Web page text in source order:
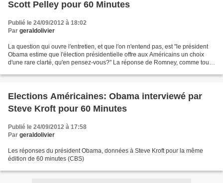
Scott Pelley pour 60 Minutes
Publié le 24/09/2012 à 18:02
Par geraldolivier
La question qui ouvre l'entretien, et que l'on n'entend pas, est "le président
Obama estime que l'élection présidentielle offre aux Américains un choix
d'une rare clarté, qu'en pensez-vous?" La réponse de Romney, comme tout
Elections Américaines: Obama interviewé par
Steve Kroft pour 60 Minutes
Publié le 24/09/2012 à 17:58
Par geraldolivier
Les réponses du président Obama, données à Steve Kroft pour la même
édition de 60 minutes (CBS)